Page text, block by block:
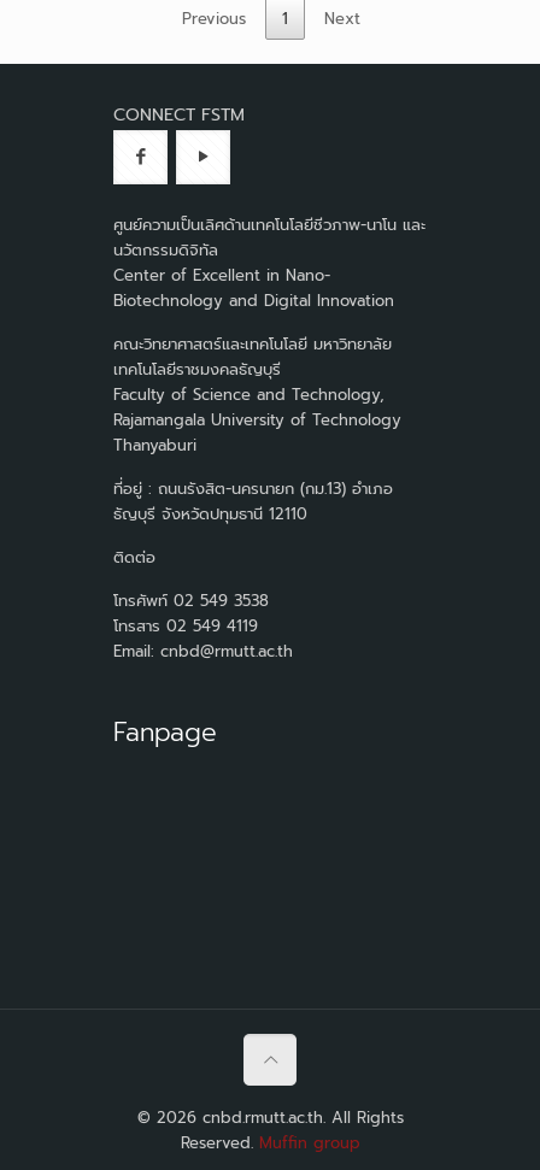
Previous 1 Next
CONNECT FSTM
ศูนย์ความเป็นเลิศด้านเทคโนโลยีชีวภาพ-นาโน และ
นวัตกรรมดิจิทัล
Center of Excellent in Nano-
Biotechnology and Digital Innovation
คณะวิทยาศาสตร์และเทคโนโลยี มหาวิทยาลัย
เทคโนโลยีราชมงคลธัญบุรี
Faculty of Science and Technology,
Rajamangala University of Technology
Thanyaburi
ที่อยู่ : ถนนรังสิต-นครนายก (กม.13) อำเภอ
ธัญบุรี จังหวัดปทุมธานี 12110
ติดต่อ
โทรศัพท์ 02 549 3538
โทรสาร 02 549 4119
Email: cnbd@rmutt.ac.th
Fanpage
© 2026 cnbd.rmutt.ac.th. All Rights
Reserved. Muffin group